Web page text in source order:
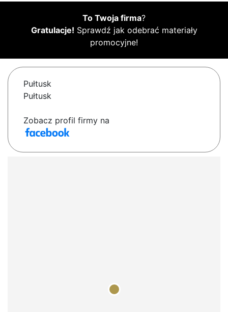
To Twoja firma?
Gratulacje! Sprawdź jak odebrać materiały
promocyjne!
Pułtusk
Pułtusk
Zobacz profil firmy na